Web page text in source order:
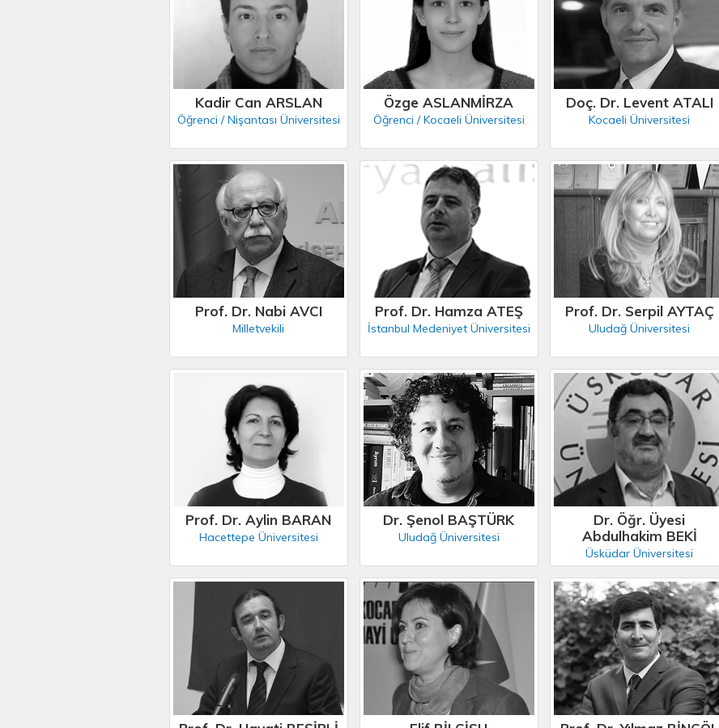
Kadir Can ARSLAN
Öğrenci / Nişantası Üniversitesi
Özge ASLANMİRZA
Öğrenci / Kocaeli Üniversitesi
Doç. Dr. Levent ATALI
Kocaeli Üniversitesi
Prof. Dr. Nabi AVCI
Milletvekili
Prof. Dr. Hamza ATEŞ
İstanbul Medeniyet Üniversitesi
Prof. Dr. Serpil AYTAÇ
Uludağ Üniversitesi
Prof. Dr. Aylin BARAN
Hacettepe Üniversitesi
Dr. Şenol BAŞTÜRK
Uludağ Üniversitesi
Dr. Öğr. Üyesi
Abdulhakim BEKİ
Üsküdar Üniversitesi